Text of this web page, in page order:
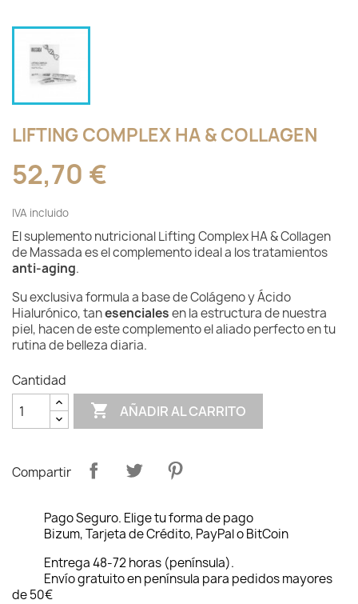
LIFTING COMPLEX HA & COLLAGEN
52,70 €
IVA incluido
El suplemento nutricional Lifting Complex HA & Collagen
de Massada es el complemento ideal a los tratamientos
anti-aging.
Su exclusiva formula a base de Colágeno y Ácido
Hialurónico, tanesencialesen la estructura de nuestra
piel, hacen de este complemento el aliado perfecto en tu
rutina de belleza diaria.
Cantidad
 AÑADIR AL CARRITO
Compartir
Pago Seguro. Elige tu forma de pago
Bizum, Tarjeta de Crédito, PayPal o BitCoin
Entrega 48-72 horas (península).
Envío gratuito en península para pedidos mayores
de 50€